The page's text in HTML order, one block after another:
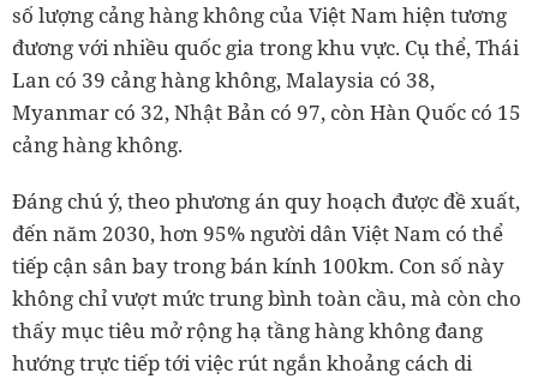
số lượng cảng hàng không của Việt Nam hiện tương
đương với nhiều quốc gia trong khu vực. Cụ thể, Thái
Lan có 39 cảng hàng không, Malaysia có 38,
Myanmar có 32, Nhật Bản có 97, còn Hàn Quốc có 15
cảng hàng không.
Đáng chú ý, theo phương án quy hoạch được đề xuất,
đến năm 2030, hơn 95% người dân Việt Nam có thể
tiếp cận sân bay trong bán kính 100km. Con số này
không chỉ vượt mức trung bình toàn cầu, mà còn cho
thấy mục tiêu mở rộng hạ tầng hàng không đang
hướng trực tiếp tới việc rút ngắn khoảng cách di